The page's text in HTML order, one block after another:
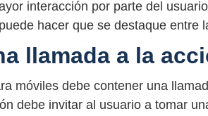
interacción por parte del
hacer que se destaque entre
llamada a la
móviles debe contener una
debe invitar al usuario a tomar